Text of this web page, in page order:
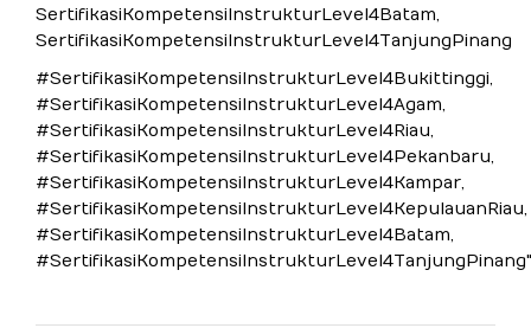
SertifikasiKompetensiInstrukturLevel4Batam,
SertifikasiKompetensiInstrukturLevel4TanjungPinang
#SertifikasiKompetensiInstrukturLevel4Bukittinggi,
#SertifikasiKompetensiInstrukturLevel4Agam,
#SertifikasiKompetensiInstrukturLevel4Riau,
#SertifikasiKompetensiInstrukturLevel4Pekanbaru,
#SertifikasiKompetensiInstrukturLevel4Kampar,
#SertifikasiKompetensiInstrukturLevel4KepulauanRiau,
#SertifikasiKompetensiInstrukturLevel4Batam,
#SertifikasiKompetensiInstrukturLevel4TanjungPinang"